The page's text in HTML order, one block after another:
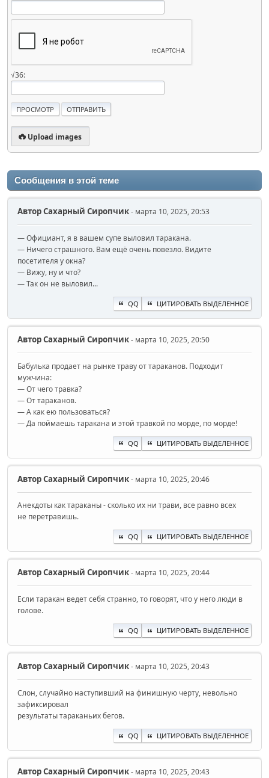
√36:
Upload images
Сообщения в этой теме
АвторСахарный Сиропчик- марта 10, 2025, 20:53
— Официант, я в вашем супе выловил таракана.
— Ничего страшного. Вам ещё очень повезло. Видите
посетителя у окна?
— Вижу, ну и что?
— Так он не выловил...
QQ ЦИТИРОВАТЬ ВЫДЕЛЕННОЕ
АвторСахарный Сиропчик- марта 10, 2025, 20:50
Бабулька продает на рынке траву от тараканов. Подходит
мужчина:
— От чего травка?
— От тараканов.
— А как ею пользоваться?
— Да поймаешь таракана и этой травкой по морде, по морде!
QQ ЦИТИРОВАТЬ ВЫДЕЛЕННОЕ
АвторСахарный Сиропчик- марта 10, 2025, 20:46
Анекдоты как тараканы - сколько их ни трави, все равно всех
не перетравишь.
QQ ЦИТИРОВАТЬ ВЫДЕЛЕННОЕ
АвторСахарный Сиропчик- марта 10, 2025, 20:44
Если таракан ведет себя странно, то говорят, что у него люди в
голове.
QQ ЦИТИРОВАТЬ ВЫДЕЛЕННОЕ
АвторСахарный Сиропчик- марта 10, 2025, 20:43
Слон, случайно наступивший на финишную черту, невольно
зафиксировал
результаты тараканьих бегов.
QQ ЦИТИРОВАТЬ ВЫДЕЛЕННОЕ
АвторСахарный Сиропчик- марта 10, 2025, 20:43